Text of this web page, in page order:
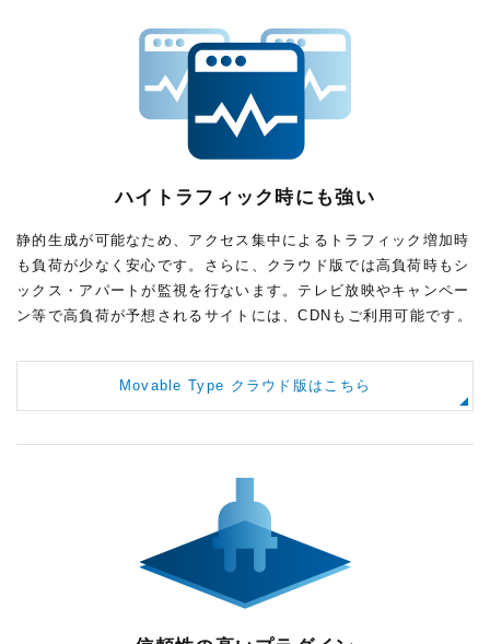
ハイトラフィック時にも強い
静的生成が可能なため、アクセス集中によるトラフィック増加時
も負荷が少なく安心です。さらに、クラウド版では高負荷時もシ
ックス・アパートが監視を行ないます。テレビ放映やキャンペー
ン等で高負荷が予想されるサイトには、CDNもご利用可能です。
Movable Type クラウド版はこちら